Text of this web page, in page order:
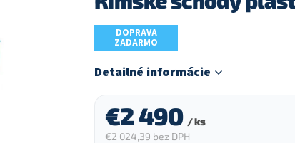
DOPRAVA
ZADARMO
Detailné informácie
€2 490 / ks
€2 024,39 bez DPH